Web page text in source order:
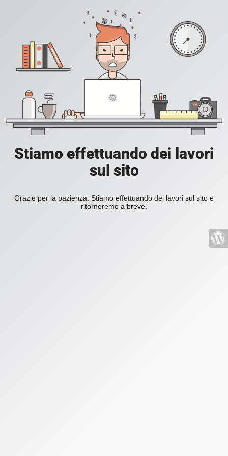
Stiamo effettuando dei lavori
sul sito
Grazie per la pazienza. Stiamo effettuando dei lavori sul sito e
ritorneremo a breve.